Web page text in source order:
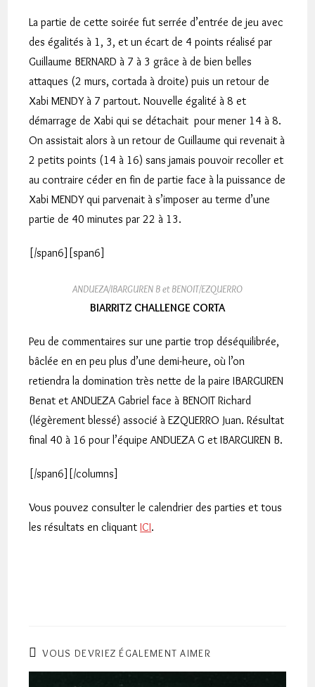
La partie de cette soirée fut serrée d’entrée de jeu avec
des égalités à 1, 3, et un écart de 4 points réalisé par
Guillaume BERNARD à 7 à 3 grâce à de bien belles
attaques (2 murs, cortada à droite) puis un retour de
Xabi MENDY à 7 partout. Nouvelle égalité à 8 et
démarrage de Xabi qui se détachait pour mener 14 à 8.
On assistait alors à un retour de Guillaume qui revenait à
2 petits points (14 à 16) sans jamais pouvoir recoller et
au contraire céder en fin de partie face à la puissance de
Xabi MENDY qui parvenait à s’imposer au terme d’une
partie de 40 minutes par 22 à 13.
[/span6][span6]
ANDUEZA/IBARGUREN B et BENOIT/EZQUERRO
BIARRITZ CHALLENGE CORTA
Peu de commentaires sur une partie trop déséquilibrée,
bâclée en en peu plus d’une demi-heure, où l’on
retiendra la domination très nette de la paire IBARGUREN
Benat et ANDUEZA Gabriel face à BENOIT Richard
(légèrement blessé) associé à EZQUERRO Juan. Résultat
final 40 à 16 pour l’équipe ANDUEZA G et IBARGUREN B.
[/span6][/columns]
Vous pouvez consulter le calendrier des parties et tous
les résultats en cliquantICI.
VOUS DEVRIEZ ÉGALEMENT AIMER